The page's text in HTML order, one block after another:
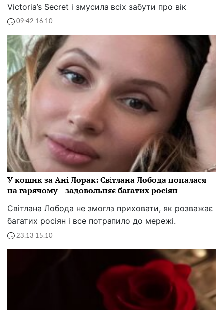
Victoria’s Secret і змусила всіх забути про вік
09:42 16.10
У кошик за Ані Лорак: Світлана Лобода попалася
на гарячому – задовольняє багатих росіян
Світлана Лобода не змогла приховати, як розважає
багатих росіян і все потрапило до мережі.
23:13 15.10